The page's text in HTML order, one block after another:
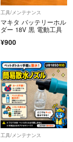
工具/メンテナンス
マキタ バッテリーホル
ダー 18V 黒 電動工具
¥900
工具/メンテナンス